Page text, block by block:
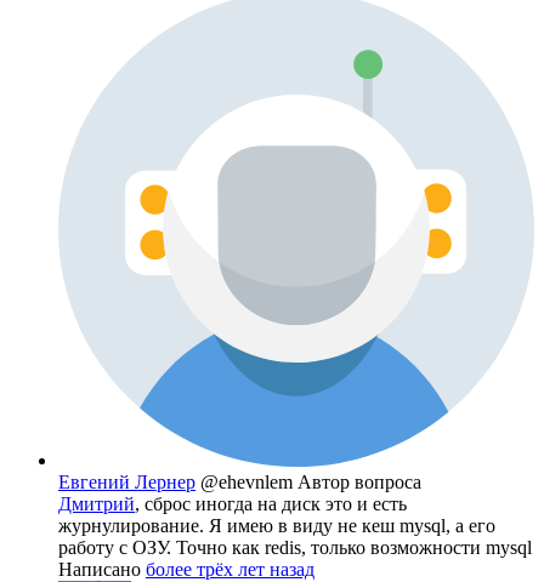
Евгений Лернер @ehevnlem Автор вопроса
Дмитрий, сброс иногда на диск это и есть
журнулирование. Я имею в виду не кеш mysql, а его
работу с ОЗУ. Точно как redis, только возможности mysql
Написано более трёх лет назад